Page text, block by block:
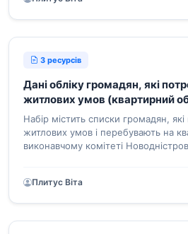
3 ресурсів
Дані обліку громадян, які
житлових умов (квартирний
міської ради
Набір містить списки громадян,
житлових умов і перебувають на
виконавчому комітеті
які користуються правом
Плитус Віта